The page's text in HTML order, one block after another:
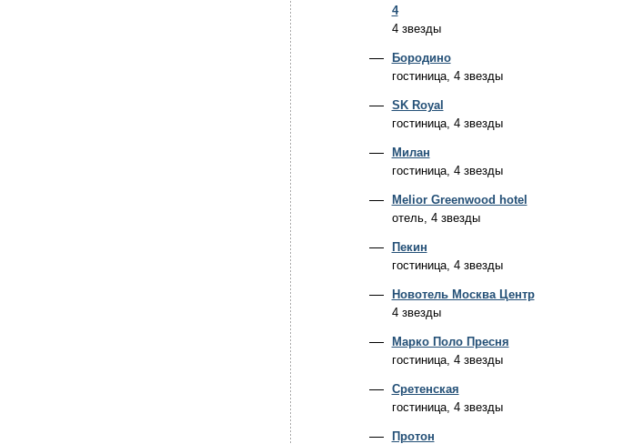
4
4 звезды
Бородино
гостиница, 4 звезды
SK Royal
гостиница, 4 звезды
Милан
гостиница, 4 звезды
Melior Greenwood hotel
отель, 4 звезды
Пекин
гостиница, 4 звезды
Новотель Москва Центр
4 звезды
Марко Поло Пресня
гостиница, 4 звезды
Сретенская
гостиница, 4 звезды
Протон